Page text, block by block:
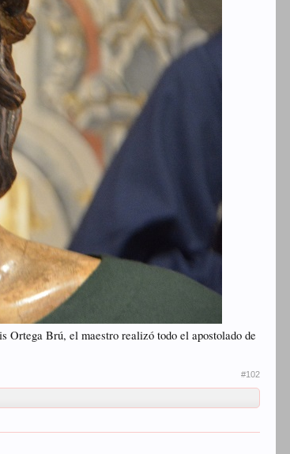
Ortega Brú, el maestro realizó todo el apostolado de
#102